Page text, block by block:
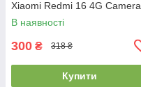
Xiaomi Redmi 16 4G Camera
cover Clear (ARM90951)
В наявності
300 ₴ 318 ₴
Купити